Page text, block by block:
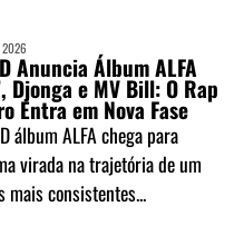
Anuncia Álbum ALFA
Djonga e MV Bill: O Rap
Entra em Nova Fase
álbum ALFA chega para
virada na trajetória de um
mais consistentes...